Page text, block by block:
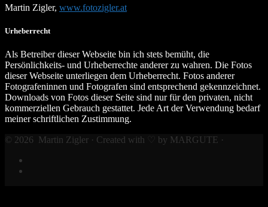
Martin Zigler, www.fotozigler.at
Urheberrecht
Als Betreiber dieser Webseite bin ich stets bemüht, die
Persönlichkeits- und Urheberrechte anderer zu wahren. Die Fotos
dieser Webseite unterliegen dem Urheberrecht. Fotos anderer
Fotografeninnen und Fotografen sind entsprechend gekennzeichnet.
Downloads von Fotos dieser Seite sind nur für den privaten, nicht
kommerziellen Gebrauch gestattet. Jede Art der Verwendung bedarf
meiner schriftlichen Zustimmung.
© 2026 Martin Zigler · Created with ♡ by MARGUTE ·